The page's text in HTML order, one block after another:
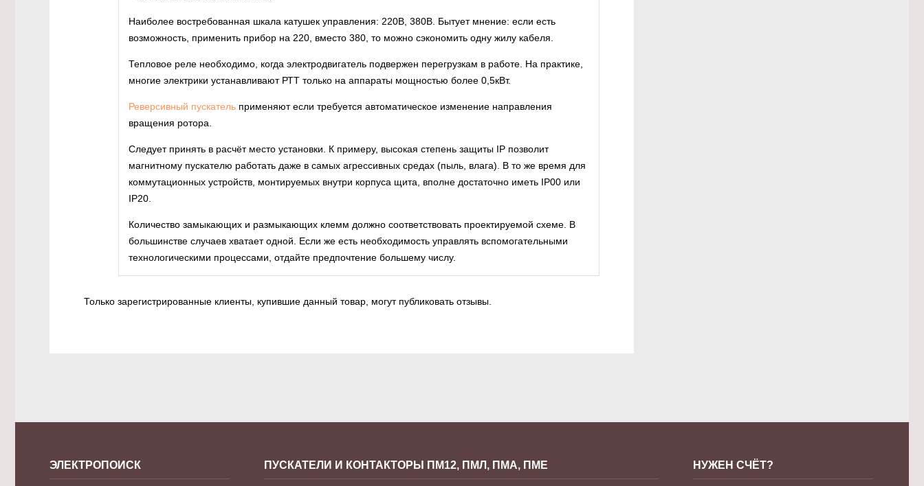
Наиболее востребованная шкала катушек управления: 220В, 380В. Бытует мнение: если есть
возможность, применить прибор на 220, вместо 380, то можно сэкономить одну жилу кабеля.
Тепловое реле необходимо, когда электродвигатель подвержен перегрузкам в работе. На практике,
многие электрики устанавливают РТТ только на аппараты мощностью более 0,5кВт.
Реверсивный пускатель применяют если требуется автоматическое изменение направления
вращения ротора.
Следует принять в расчёт место установки. К примеру, высокая степень защиты IP позволит
магнитному пускателю работать даже в самых агрессивных средах (пыль, влага). В то же время для
коммутационных устройств, монтируемых внутри корпуса щита, вполне достаточно иметь IP00 или
IP20.
Количество замыкающих и размыкающих клемм должно соответствовать проектируемой схеме. В
большинстве случаев хватает одной. Если же есть необходимость управлять вспомогательными
технологическими процессами, отдайте предпочтение большему числу.
Только зарегистрированные клиенты, купившие данный товар, могут публиковать отзывы.
ЭЛЕКТРОПОИСК ПУСКАТЕЛИ И КОНТАКТОРЫ ПМ12, ПМЛ, ПМА, ПМЕ НУЖЕН СЧЁТ?